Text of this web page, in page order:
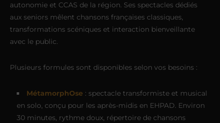
autonomie et CCAS de la région. Ses spectacles dédiés
aux seniors mêlent chansons françaises classiques,
transformations scéniques et interaction bienveillante
avec le public.
Plusieurs formules sont disponibles selon vos besoins :
MétamorphOse : spectacle transformiste et musical
en solo, conçu pour les après-midis en EHPAD. Environ
30 minutes, rythme doux, répertoire de chansons